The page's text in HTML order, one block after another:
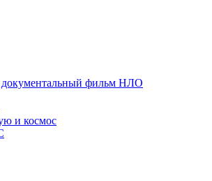
документальный фильм НЛО
и космос